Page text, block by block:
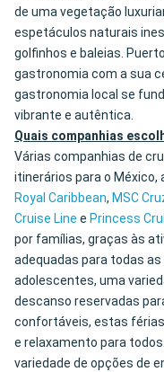
de uma vegetação
espetáculos naturais
golfinhos e baleias.
gastronomia com a sua
gastronomia local se
vibrante e autêntica.
Quais companhias
Várias companhias de
itinerários para o México,
Royal Caribbean, MSC
Cruise Line e Princess
por famílias, graças às
adequadas para todas
adolescentes, uma
descanso reservadas
confortáveis, estas
e relaxamento para
variedade de opções de